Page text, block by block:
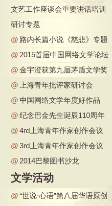
文艺工作座谈会重要讲话培训
研讨专题
@ 路内长篇小说《慈悲》专题
@ 2015首届中国网络文学论坛
@ 金宇澄获第九届茅盾文学奖
@
上海青年批评家研讨会
@ 中国网络文学年度好作品
@ 纪念巴金先生诞辰110周年
@ 4rd上海青年作家创作会议
@ 3rd上海青年作家创作会议
@ 2014巴黎图书沙龙
文学活动
@ “世说·心语”第八届华语原创